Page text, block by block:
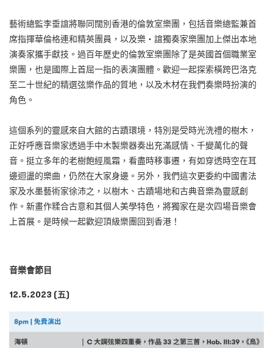
藝術總監李垂誼將聯同闊別香港的倫敦室樂團，包括音樂總監兼首
席指揮華倫格連和精英團員，以及樂・誼獨奏家樂團加上傑出本地
演奏家攜手獻技。過百年歷史的倫敦室樂團除了是英國首個職業室
樂團，也是國際上首屈一指的表演團體。歡迎一起探索橫跨巴洛克
至二十世紀的精選弦樂作品的質地，以及木材在我們奏樂時扮演的
角色。
這個系列的靈感來自大館的古蹟環境，特別是受時光洗禮的樹木，
正好呼應音樂家透過手中木製樂器奏出充滿感情、千變萬化的聲
音。挺立多年的老樹飽經風霜，看盡時移事遷，有如穿透時空在耳
邊迴盪的樂曲，仍然在大家身邊。另外，我們這次更委約中國書法
家及水墨藝術家徐沛之，以樹木、古蹟場地和古典音樂為靈感創
作。新畫作糅合古意和其個人美學特色，將獨家在是次四場音樂會
上首展。是時候一起歡迎頂級樂團回到香港！
音樂會節目
12.5.2023 (五)